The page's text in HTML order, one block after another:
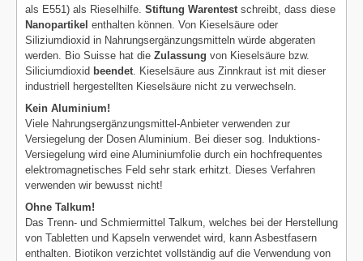
als E551) als Rieselhilfe. Stiftung Warentest schreibt, dass diese
Nanopartikel enthalten können. Von Kieselsäure oder
Siliziumdioxid in Nahrungsergänzungsmitteln würde abgeraten
werden. Bio Suisse hat die Zulassung von Kieselsäure bzw.
Siliciumdioxid beendet . Kieselsäure aus Zinnkraut ist mit dieser
industriell hergestellten Kieselsäure nicht zu verwechseln.
Kein Aluminium!
Viele Nahrungsergänzungsmittel-Anbieter verwenden zur
Versiegelung der Dosen Aluminium. Bei dieser sog. Induktions-
Versiegelung wird eine Aluminiumfolie durch ein hochfrequentes
elektromagnetisches Feld sehr stark erhitzt. Dieses Verfahren
verwenden wir bewusst nicht!
Ohne Talkum!
Das Trenn- und Schmiermittel Talkum, welches bei der Herstellung
von Tabletten und Kapseln verwendet wird, kann Asbestfasern
enthalten. Biotikon verzichtet vollständig auf die Verwendung von